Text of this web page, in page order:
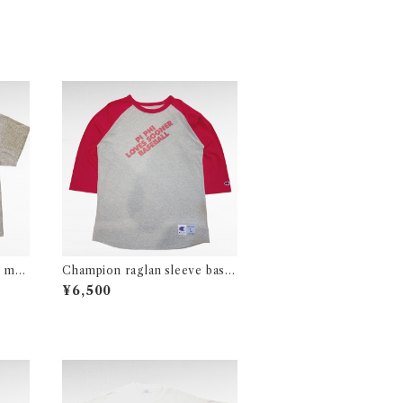
mo
Champion raglan sleeve base
ball print t-shirt
¥6,500